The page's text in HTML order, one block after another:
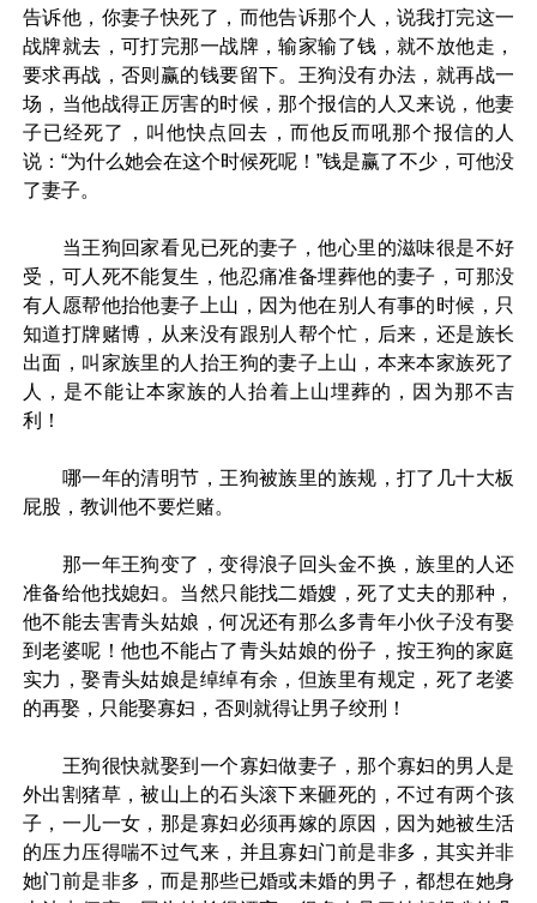
告诉他，你妻子快死了，而他告诉那个人，说我打完这一
战牌就去，可打完那一战牌，输家输了钱，就不放他走，
要求再战，否则赢的钱要留下。王狗没有办法，就再战一
场，当他战得正厉害的时候，那个报信的人又来说，他妻
子已经死了，叫他快点回去，而他反而吼那个报信的人
说：“为什么她会在这个时候死呢！”钱是赢了不少，可他没
了妻子。
当王狗回家看见已死的妻子，他心里的滋味很是不好
受，可人死不能复生，他忍痛准备埋葬他的妻子，可那没
有人愿帮他抬他妻子上山，因为他在别人有事的时候，只
知道打牌赌博，从来没有跟别人帮个忙，后来，还是族长
出面，叫家族里的人抬王狗的妻子上山，本来本家族死了
人，是不能让本家族的人抬着上山埋葬的，因为那不吉
利！
哪一年的清明节，王狗被族里的族规，打了几十大板
屁股，教训他不要烂赌。
那一年王狗变了，变得浪子回头金不换，族里的人还
准备给他找媳妇。当然只能找二婚嫂，死了丈夫的那种，
他不能去害青头姑娘，何况还有那么多青年小伙子没有娶
到老婆呢！他也不能占了青头姑娘的份子，按王狗的家庭
实力，娶青头姑娘是绰绰有余，但族里有规定，死了老婆
的再娶，只能娶寡妇，否则就得让男子绞刑！
王狗很快就娶到一个寡妇做妻子，那个寡妇的男人是
外出割猪草，被山上的石头滚下来砸死的，不过有两个孩
子，一儿一女，那是寡妇必须再嫁的原因，因为她被生活
的压力压得喘不过气来，并且寡妇门前是非多，其实并非
她门前是非多，而是那些已婚或未婚的男子，都想在她身